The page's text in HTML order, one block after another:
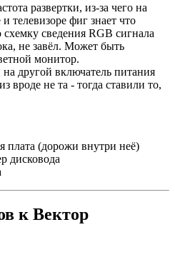
развертки, из-за чего на
телевизоре фиг знает что
схемку сведения RGB сигнала
не завёл. Может быть
монитор.
на другой включатель питания
вроде не та - тогда ставили то,
плата (дорожи внутри неё)
дисковода
к Вектор